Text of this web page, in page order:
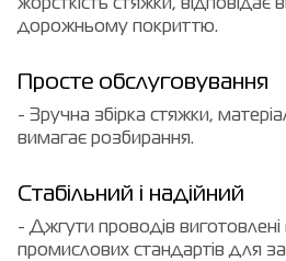
жорсткість стяжки, відповідає
дорожньому покриттю.
Просте обслуговування
- Зручна збірка стяжки,
вимагає розбирання.
Стабільний і надійний
- Джгути проводів виготовлені
промислових стандартів для